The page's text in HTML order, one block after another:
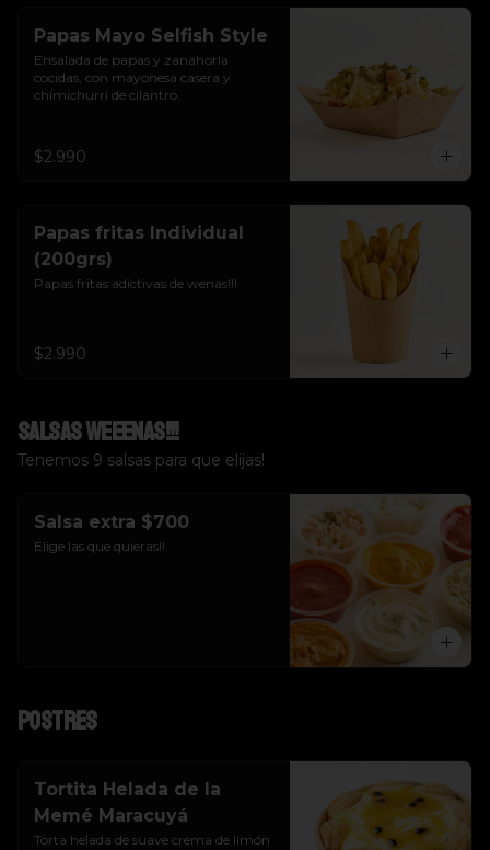
Papas Mayo Selfish Style
Ensalada de papas y zanahoria
cocidas, con mayonesa casera y
chimichurri de cilantro.
$2.990
Papas fritas Individual
(200grs)
Papas fritas adictivas de wenas!!!
$2.990
Salsas weeenas!!!
Tenemos 9 salsas para que elijas!
Salsa extra $700
Elige las que quieras!!
Postres
Tortita Helada de la
Memé Maracuyá
Torta helada de suave crema de limón